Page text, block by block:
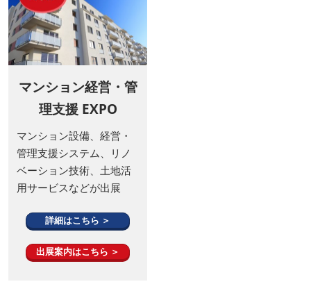
マンション経営・管
理支援 EXPO
マンション設備、経営・
管理支援システム、リノ
ベーション技術、土地活
用サービスなどが出展
詳細はこちら ＞
出展案内はこちら ＞